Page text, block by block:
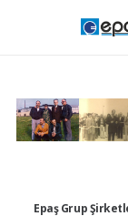
Epaş Grup